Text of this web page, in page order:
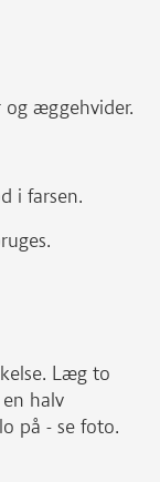
og æggehvider.
i farsen.
Læg to
halv
på - se foto.